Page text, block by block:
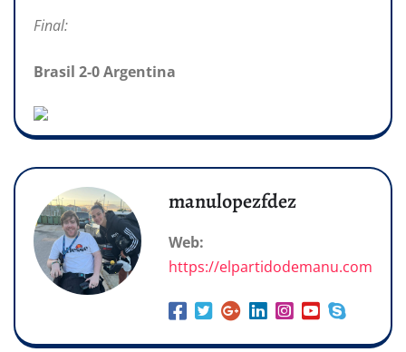
Final:
Brasil 2-0 Argentina
manulopezfdez
Web:
https://elpartidodemanu.com